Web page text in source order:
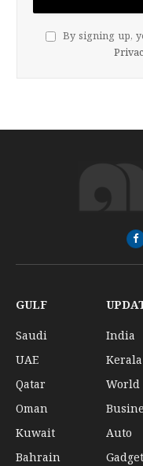
By signing up,
GULF
Saudi
UAE
Qatar
Oman
Kuwait
Bahrain
India
Kerala
World
Auto